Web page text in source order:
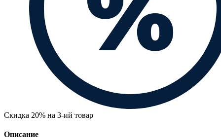
Скидка 20% на 3-ий товар
Описание